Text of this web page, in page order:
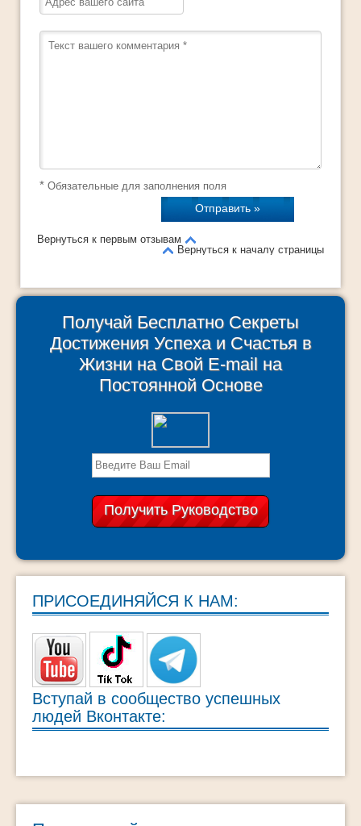
* Обязательные для заполнения поля
Вернуться к первым отзывам
Вернуться к началу страницы
Получай Бесплатно Секреты
Достижения Успеха и Счастья в
Жизни на Свой E-mail на
Постоянной Основе
ПРИСОЕДИНЯЙСЯ К НАМ:
Вступай в сообщество успешных
людей Вконтакте: